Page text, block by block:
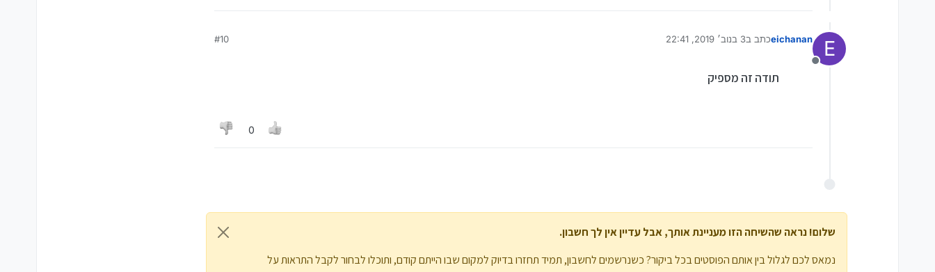
E
מנותק
eichananכתב ב3 בנוב׳ 2019, 22:41
נערך לאחרונה על ידי
#10
תודה זה מספיק
0
שלום! נראה שהשיחה הזו מעניינת אותך, אבל עדיין אין לך חשבון.
נמאס לכם לגלול בין אותם הפוסטים בכל ביקור? כשנרשמים לחשבון, תמיד תחזרו בדיוק למקום שבו הייתם קודם, ותוכלו לבחור לקבל התראות על